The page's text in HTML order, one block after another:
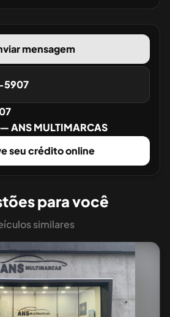
mensagem
5907
— ANS MULTIMARCAS
seu crédito online
para você
similares